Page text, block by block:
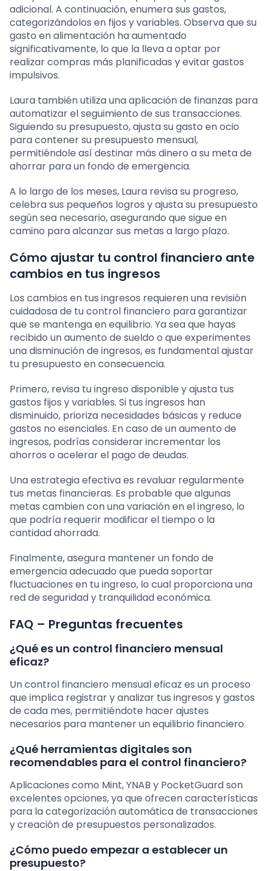
adicional. A continuación, enumera sus gastos,
categorizándolos en fijos y variables. Observa que su
gasto en alimentación ha aumentado
significativamente, lo que la lleva a optar por
realizar compras más planificadas y evitar gastos
impulsivos.
Laura también utiliza una aplicación de finanzas para
automatizar el seguimiento de sus transacciones.
Siguiendo su presupuesto, ajusta su gasto en ocio
para contener su presupuesto mensual,
permitiéndole así destinar más dinero a su meta de
ahorrar para un fondo de emergencia.
A lo largo de los meses, Laura revisa su progreso,
celebra sus pequeños logros y ajusta su presupuesto
según sea necesario, asegurando que sigue en
camino para alcanzar sus metas a largo plazo.
Cómo ajustar tu control financiero ante
cambios en tus ingresos
Los cambios en tus ingresos requieren una revisión
cuidadosa de tu control financiero para garantizar
que se mantenga en equilibrio. Ya sea que hayas
recibido un aumento de sueldo o que experimentes
una disminución de ingresos, es fundamental ajustar
tu presupuesto en consecuencia.
Primero, revisa tu ingreso disponible y ajusta tus
gastos fijos y variables. Si tus ingresos han
disminuido, prioriza necesidades básicas y reduce
gastos no esenciales. En caso de un aumento de
ingresos, podrías considerar incrementar los
ahorros o acelerar el pago de deudas.
Una estrategia efectiva es revaluar regularmente
tus metas financieras. Es probable que algunas
metas cambien con una variación en el ingreso, lo
que podría requerir modificar el tiempo o la
cantidad ahorrada.
Finalmente, asegura mantener un fondo de
emergencia adecuado que pueda soportar
fluctuaciones en tu ingreso, lo cual proporciona una
red de seguridad y tranquilidad económica.
FAQ – Preguntas frecuentes
¿Qué es un control financiero mensual
eficaz?
Un control financiero mensual eficaz es un proceso
que implica registrar y analizar tus ingresos y gastos
de cada mes, permitiéndote hacer ajustes
necesarios para mantener un equilibrio financiero.
¿Qué herramientas digitales son
recomendables para el control financiero?
Aplicaciones como Mint, YNAB y PocketGuard son
excelentes opciones, ya que ofrecen características
para la categorización automática de transacciones
y creación de presupuestos personalizados.
¿Cómo puedo empezar a establecer un
presupuesto?